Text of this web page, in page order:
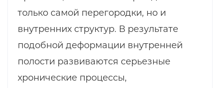
только самой перегородки, но и
внутренних структур. В результате
подобной деформации внутренней
полости развиваются серьезные
хронические процессы,